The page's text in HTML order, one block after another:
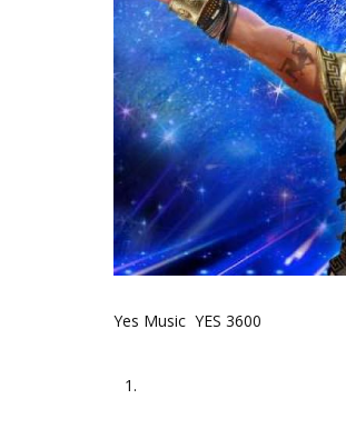
Yes Music YES 3600
1.